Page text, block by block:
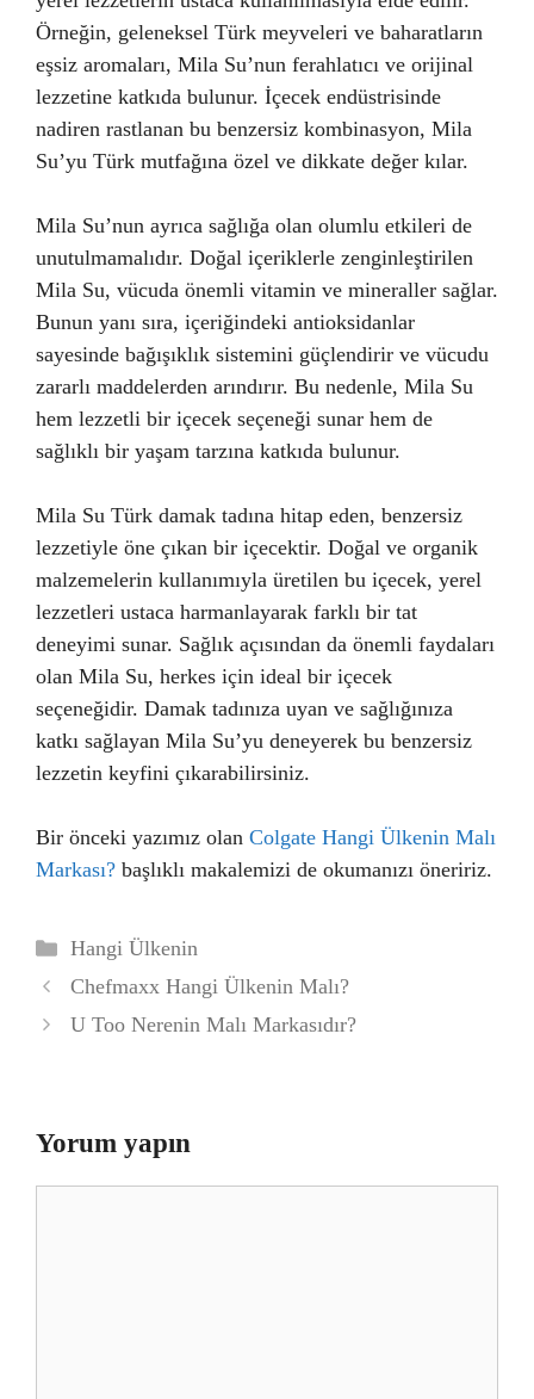
Örneğin, geleneksel Türk meyveleri ve baharatların
eşsiz aromaları, Mila Su’nun ferahlatıcı ve orijinal
lezzetine katkıda bulunur. İçecek endüstrisinde
nadiren rastlanan bu benzersiz kombinasyon, Mila
Su’yu Türk mutfağına özel ve dikkate değer kılar.
Mila Su’nun ayrıca sağlığa olan olumlu etkileri de
unutulmamalıdır. Doğal içeriklerle zenginleştirilen
Mila Su, vücuda önemli vitamin ve mineraller sağlar.
Bunun yanı sıra, içeriğindeki antioksidanlar
sayesinde bağışıklık sistemini güçlendirir ve vücudu
zararlı maddelerden arındırır. Bu nedenle, Mila Su
hem lezzetli bir içecek seçeneği sunar hem de
sağlıklı bir yaşam tarzına katkıda bulunur.
Mila Su Türk damak tadına hitap eden, benzersiz
lezzetiyle öne çıkan bir içecektir. Doğal ve organik
malzemelerin kullanımıyla üretilen bu içecek, yerel
lezzetleri ustaca harmanlayarak farklı bir tat
deneyimi sunar. Sağlık açısından da önemli faydaları
olan Mila Su, herkes için ideal bir içecek
seçeneğidir. Damak tadınıza uyan ve sağlığınıza
katkı sağlayan Mila Su’yu deneyerek bu benzersiz
lezzetin keyfini çıkarabilirsiniz.
Bir önceki yazımız olan Colgate Hangi Ülkenin Malı
Markası? başlıklı makalemizi de okumanızı öneririz.
Kategoriler
Hangi Ülkenin
Chefmaxx Hangi Ülkenin Malı?
U Too Nerenin Malı Markasıdır?
Yorum yapın